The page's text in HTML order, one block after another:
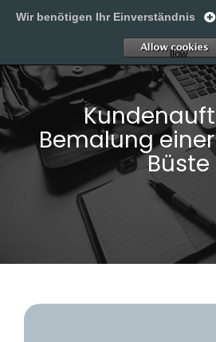
thk-design
Bemalung
Büste
Wir benötigen Ihr Einverständnis
llow